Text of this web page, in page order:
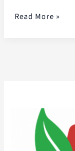
Read More »